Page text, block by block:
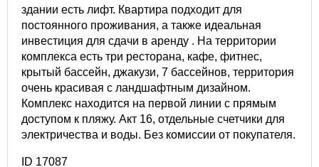
здании есть лифт. Квартира подходит для
постоянного проживания, а также идеальная
инвестиция для сдачи в аренду . На территории
комплекса есть три ресторана, кафе, фитнес,
крытый бассейн, джакузи, 7 бассейнов, территория
очень красивая с ландшафтным дизайном.
Комплекс находится на первой линии с прямым
доступом к пляжу. Акт 16, отдельные счетчики для
электричества и воды. Без комиссии от покупателя.
ID 17087